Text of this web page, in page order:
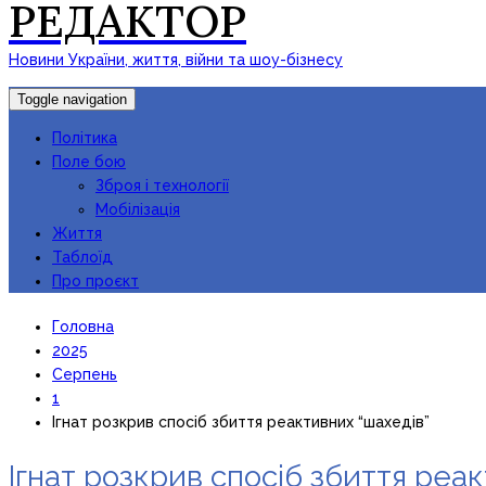
РЕДАКТОР
Новини України, життя, війни та шоу-бізнесу
Toggle navigation
Політика
Поле бою
Зброя і технології
Мобілізація
Життя
Таблоїд
Про проєкт
Головна
2025
Серпень
1
Ігнат розкрив спосіб збиття реактивних “шахедів”
Ігнат розкрив спосіб збиття